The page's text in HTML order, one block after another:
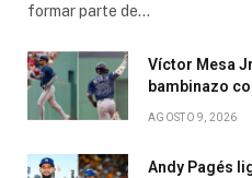
formar parte de…
Víctor Mesa
bambinazo
AGOSTO 9, 2026
Andy Pagés